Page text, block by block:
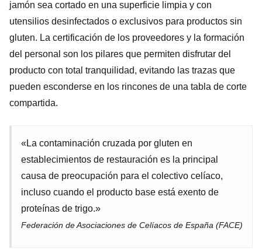
jamón sea cortado en una superficie limpia y con
utensilios desinfectados o exclusivos para productos sin
gluten. La certificación de los proveedores y la formación
del personal son los pilares que permiten disfrutar del
producto con total tranquilidad, evitando las trazas que
pueden esconderse en los rincones de una tabla de corte
compartida.
«La contaminación cruzada por gluten en
establecimientos de restauración es la principal
causa de preocupación para el colectivo celíaco,
incluso cuando el producto base está exento de
proteínas de trigo.»
Federación de Asociaciones de Celíacos de España (FACE)